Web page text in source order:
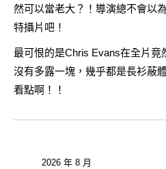
然可以當老大？！導演總不會以
特攝片吧！
最可恨的是Chris Evans在全片竟
沒有多露一塊，幾乎都是長衫蔽
看點啊！！
2026 年 8 月